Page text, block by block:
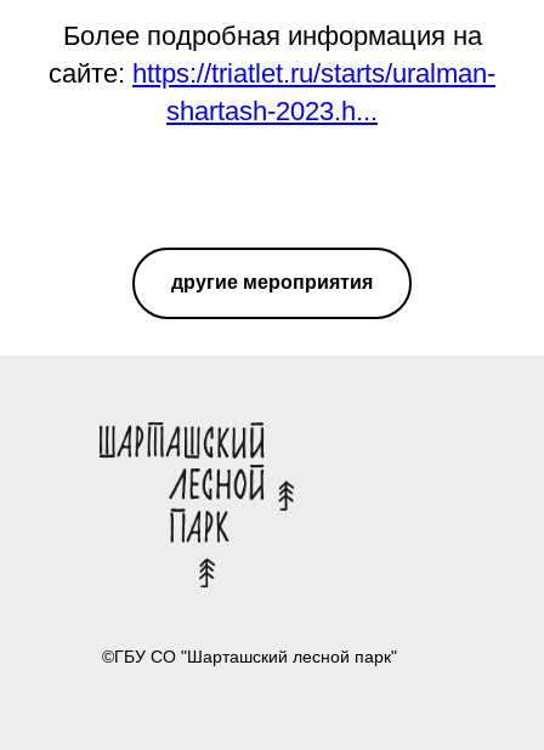
Более подробная информация на
сайте: https://triatlet.ru/starts/uralman-
shartash-2023.h...
другие мероприятия
©ГБУ СО "Шарташский лесной парк"